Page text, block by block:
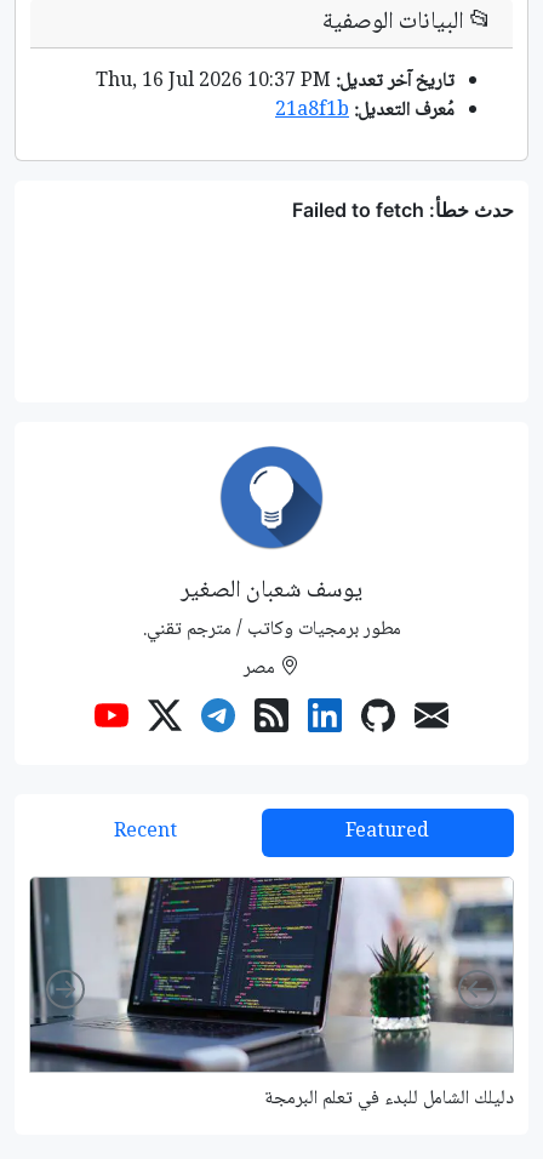
📂البيانات الوصفية
تاريخ آخر تعديل:
مُعرف التعديل:21a8f1b
يوسف شعبان الصغير
مطور برمجيات وكاتب / مترجم تقني.
مصر
Featured
Recent
دليلك الشامل للبدء في تعلم البرمجة
Left